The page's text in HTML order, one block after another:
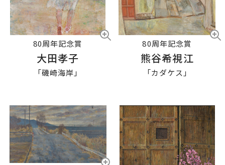
80周年記念賞
大田孝子
「磯崎海岸」
80周年記念賞
熊谷希視江
「カダケス」